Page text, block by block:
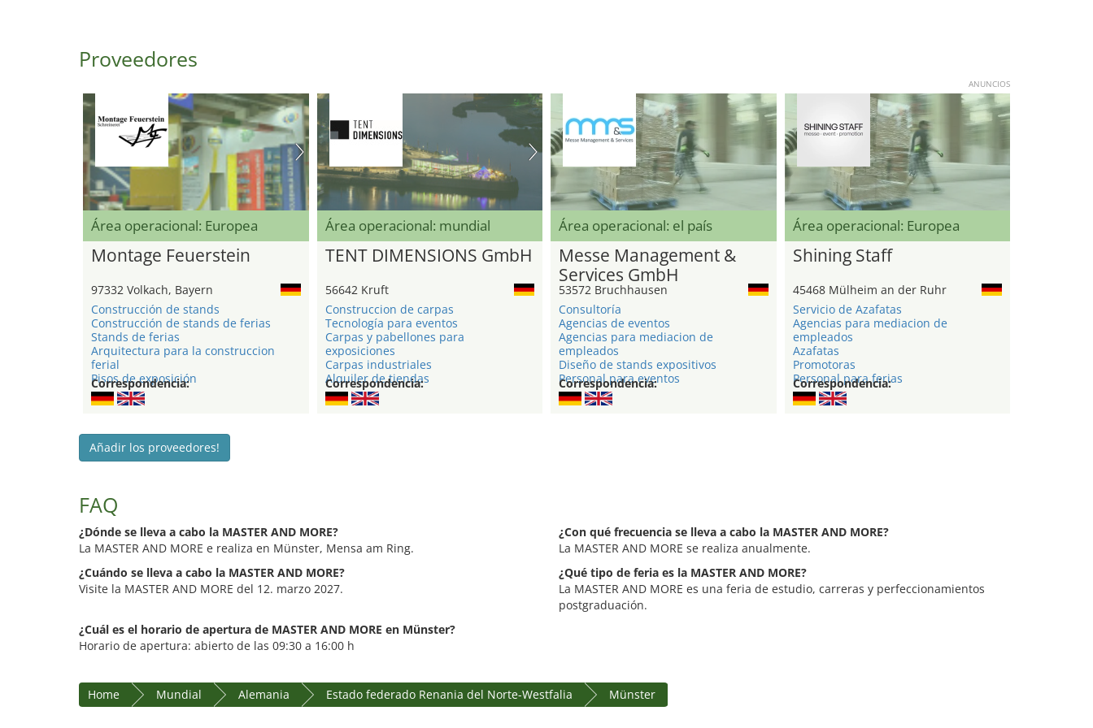
Proveedores
ANUNCIOS
Área operacional: Europea
Montage Feuerstein
97332 Volkach, Bayern
Construcción de stands
Construcción de stands de ferias
Stands de ferias
Arquitectura para la construccion
ferial
Pisos de exposición
Correspondencia:
Área operacional: mundial
TENT DIMENSIONS GmbH
56642 Kruft
Construccion de carpas
Tecnología para eventos
Carpas y pabellones para
exposiciones
Carpas industriales
Alquiler de tiendas
Correspondencia:
Área operacional: el país
Messe Management &
Services GmbH
53572 Bruchhausen
Consultoría
Agencias de eventos
Agencias para mediacion de
empleados
Diseño de stands expositivos
Personal para eventos
Correspondencia:
Área operacional: Europea
Shining Staff
45468 Mülheim an der Ruhr
Servicio de Azafatas
Agencias para mediacion de
empleados
Azafatas
Promotoras
Personal para ferias
Correspondencia:
Añadir los proveedores!
FAQ
¿Dónde se lleva a cabo la MASTER AND MORE?
La MASTER AND MORE e realiza en Münster, Mensa am Ring.
¿Cuándo se lleva a cabo la MASTER AND MORE?
Visite la MASTER AND MORE del 12. marzo 2027.
¿Con qué frecuencia se lleva a cabo la MASTER AND MORE?
La MASTER AND MORE se realiza anualmente.
¿Qué tipo de feria es la MASTER AND MORE?
La MASTER AND MORE es una feria de estudio, carreras y perfeccionamientos
postgraduación.
¿Cuál es el horario de apertura de MASTER AND MORE en Münster?
Horario de apertura: abierto de las 09:30 a 16:00 h
Home Mundial Alemania Estado federado Renania del Norte-Westfalia Münster